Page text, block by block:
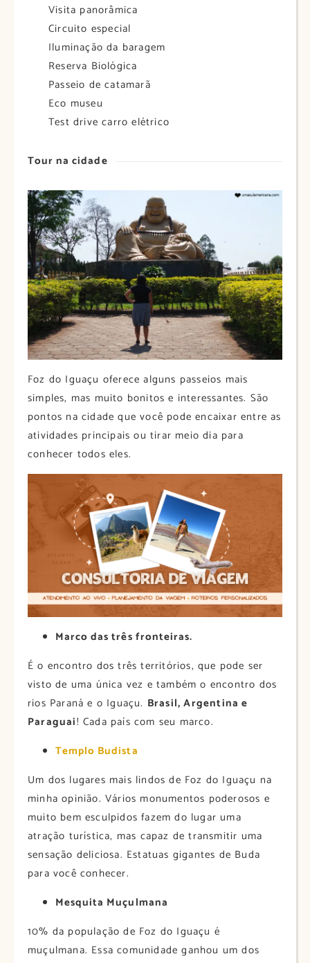
Visita panorâmica
Circuito especial
Iluminação da baragem
Reserva Biológica
Passeio de catamarã
Eco museu
Test drive carro elétrico
Tour na cidade
Foz do Iguaçu oferece alguns passeios mais
simples, mas muito bonitos e interessantes. São
pontos na cidade que você pode encaixar entre as
atividades principais ou tirar meio dia para
conhecer todos eles.
Marco das três fronteiras.
É o encontro dos três territórios, que pode ser
visto de uma única vez e também o encontro dos
rios Paraná e o Iguaçu. Brasil, Argentina e
Paraguai! Cada país com seu marco.
Templo Budista
Um dos lugares mais lindos de Foz do Iguaçu na
minha opinião. Vários monumentos poderosos e
muito bem esculpidos fazem do lugar uma
atração turística, mas capaz de transmitir uma
sensação deliciosa. Estatuas gigantes de Buda
para você conhecer.
Mesquita Muçulmana
10% da população de Foz do Iguaçu é
muçulmana. Essa comunidade ganhou um dos